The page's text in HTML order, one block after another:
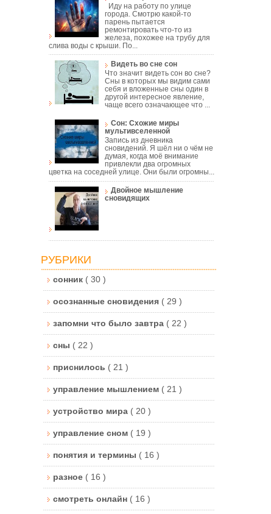
Иду на работу по улице
города. Смотрю какой-то
парень пытается
ремонтировать что-то из
железа, похожее на трубу для
слива воды с крыши. По...
Видеть во сне сон
Что значит видеть сон во сне?
Сны в которых мы видим сами
себя и вложенные сны один в
другой интересное явление,
чаще всего означающее что ...
Сон: Схожие миры
мультивселенной
Запись из дневника
сновидений. Я шёл ни о чём не
думая, когда моё внимание
привлекли два огромных
цветка на соседней улице. Они были огромны...
Двойное мышление
сновидящих
РУБРИКИ
сонник ( 30 )
осознанные сновидения ( 29 )
запомни что было завтра ( 22 )
сны ( 22 )
приснилось ( 21 )
управление мышлением ( 21 )
устройство мира ( 20 )
управление сном ( 19 )
понятия и термины ( 16 )
разное ( 16 )
смотреть онлайн ( 16 )